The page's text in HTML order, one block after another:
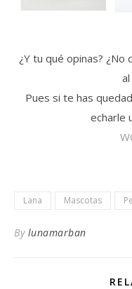
¿Y tu qué opinas?
Pues si te has
echarle
Lana Mascotas
By lunamarban